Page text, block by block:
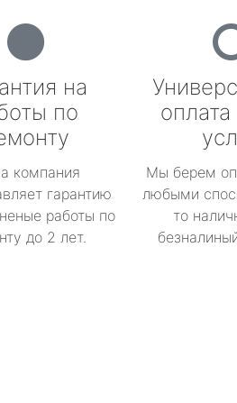
на
по
компания
гарантию
работы по
до 2 лет.
Мы берем
любыми
то